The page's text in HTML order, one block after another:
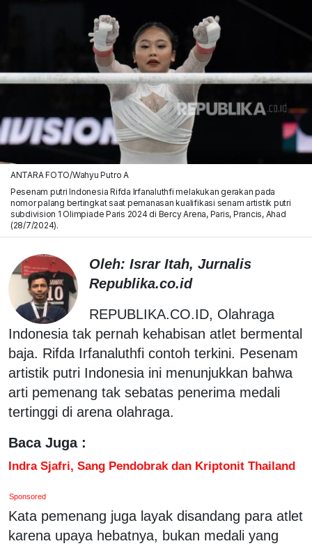
ANTARA FOTO/Wahyu Putro A
Pesenam putri Indonesia Rifda Irfanaluthfi melakukan gerakan pada
nomor palang bertingkat saat pemanasan kualifikasi senam artistik putri
subdivision 1 Olimpiade Paris 2024 di Bercy Arena, Paris, Prancis, Ahad
(28/7/2024).
Oleh: Israr Itah, Jurnalis
Republika.co.id
REPUBLIKA.CO.ID, Olahraga
Indonesia tak pernah kehabisan atlet bermental
baja. Rifda Irfanaluthfi contoh terkini. Pesenam
artistik putri Indonesia ini menunjukkan bahwa
arti pemenang tak sebatas penerima medali
tertinggi di arena olahraga.
Baca Juga :
Indra Sjafri, Sang Pendobrak dan Kriptonit Thailand
Sponsored
Kata pemenang juga layak disandang para atlet
karena upaya hebatnya, bukan medali yang